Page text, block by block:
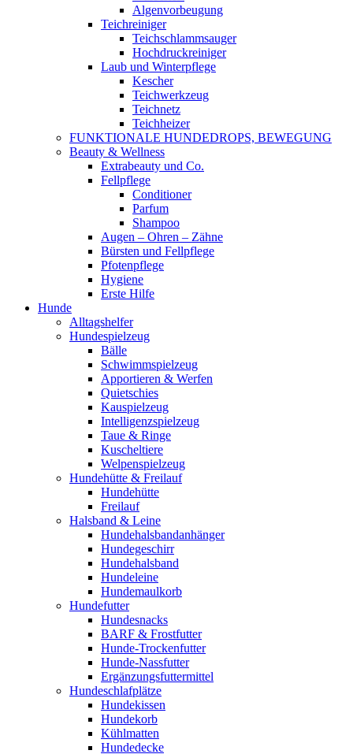
Algenvorbeugung
Teichreiniger
Teichschlammsauger
Hochdruckreiniger
Laub und Winterpflege
Kescher
Teichwerkzeug
Teichnetz
Teichheizer
FUNKTIONALE HUNDEDROPS, BEWEGUNG
Beauty & Wellness
Extrabeauty und Co.
Fellpflege
Conditioner
Parfum
Shampoo
Augen – Ohren – Zähne
Bürsten und Fellpflege
Pfotenpflege
Hygiene
Erste Hilfe
Hunde
Alltagshelfer
Hundespielzeug
Bälle
Schwimmspielzeug
Apportieren & Werfen
Quietschies
Kauspielzeug
Intelligenzspielzeug
Taue & Ringe
Kuscheltiere
Welpenspielzeug
Hundehütte & Freilauf
Hundehütte
Freilauf
Halsband & Leine
Hundehalsbandanhänger
Hundegeschirr
Hundehalsband
Hundeleine
Hundemaulkorb
Hundefutter
Hundesnacks
BARF & Frostfutter
Hunde-Trockenfutter
Hunde-Nassfutter
Ergänzungsfuttermittel
Hundeschlafplätze
Hundekissen
Hundekorb
Kühlmatten
Hundedecke